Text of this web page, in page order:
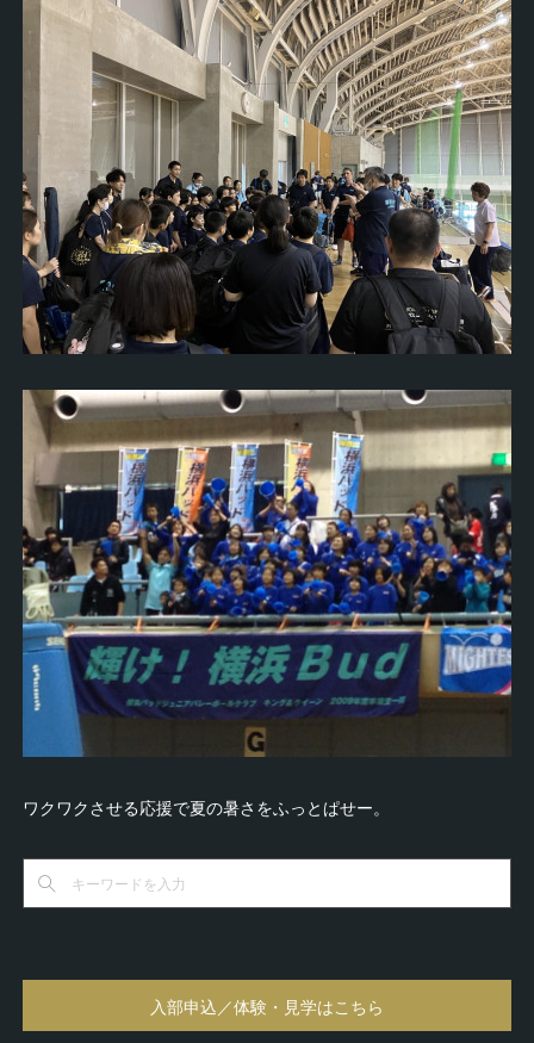
ワクワクさせる応援で夏の暑さをふっとぱせー。
入部申込／体験・見学はこちら